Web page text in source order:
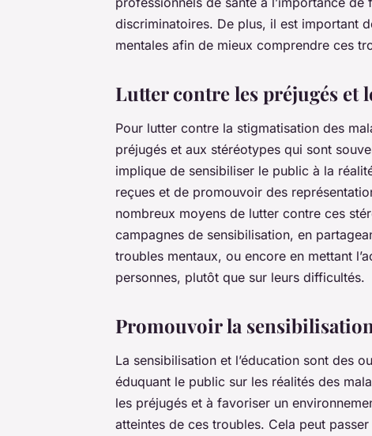
discriminatoires. De plus, il est important
mentales afin de mieux comprendre ces
Lutter contre les préjugés et
Pour lutter contre la stigmatisation des
préjugés et aux stéréotypes qui sont
implique de sensibiliser le public à la
reçues et de promouvoir des
nombreux moyens de lutter contre ces
campagnes de sensibilisation, en
troubles mentaux, ou encore en mettant
personnes, plutôt que sur leurs difficultés.
Promouvoir la
La sensibilisation et l’éducation sont des
éduquant le public sur les réalités des
les préjugés et à favoriser un
atteintes de ces troubles. Cela peut